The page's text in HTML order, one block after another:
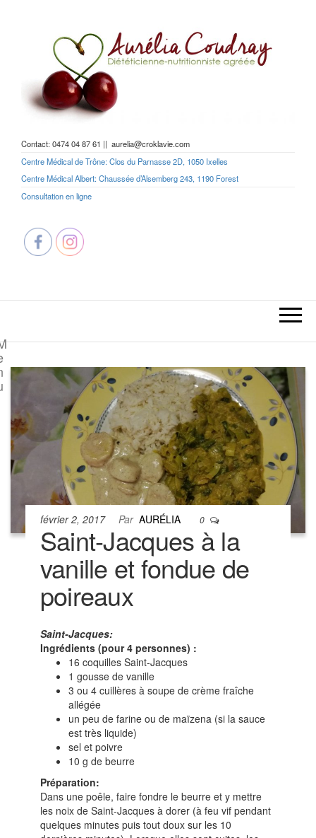
Diététicienne Nutritionniste –
Coach perte de poids
Contact: 0474 04 87 61 || aurelia@croklavie.com
Centre Médical de Trône: Clos du Parnasse 2D, 1050 Ixelles
Centre Médical Albert: Chaussée d’Alsemberg 243, 1190 Forest
Consultation en ligne
février 2, 2017 Par AURÉLIA 0
Saint-Jacques à la
vanille et fondue de
poireaux
Saint-Jacques:
Ingrédients (pour 4 personnes) :
16 coquilles Saint-Jacques
1 gousse de vanille
3 ou 4 cuillères à soupe de crème fraîche
allégée
un peu de farine ou de maïzena (si la sauce
est très liquide)
sel et poivre
10 g de beurre
Préparation:
Dans une poêle, faire fondre le beurre et y mettre
les noix de Saint-Jacques à dorer (à feu vif pendant
quelques minutes puis tout doux sur les 10